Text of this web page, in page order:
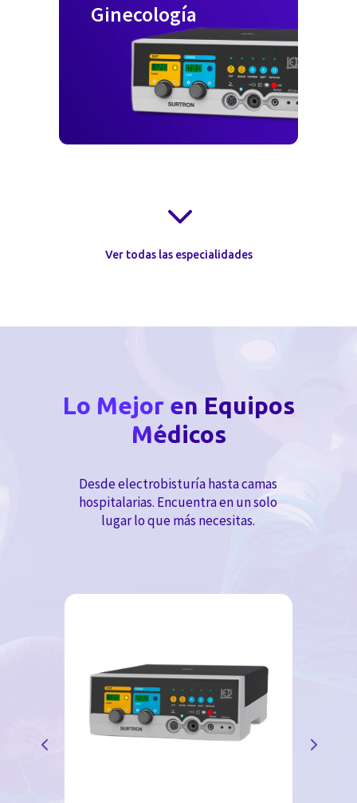
Ginecología
3
Ver todas las especialidades
Lo Mejor en Equipos
Médicos
Desde electrobisturía hasta camas
hospitalarias. Encuentra en un solo
lugar lo que más necesitas.